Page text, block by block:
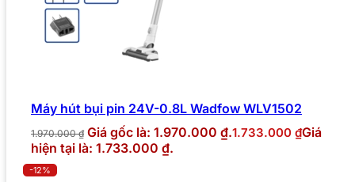
Máy hút bụi pin 24V-0.8L Wadfow WLV1502
1.970.000₫ Giá gốc là: 1.970.000 ₫.1.733.000 ₫Giá
hiện tại là: 1.733.000 ₫.
-12%